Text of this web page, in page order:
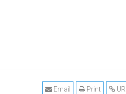
URL
Print
Email